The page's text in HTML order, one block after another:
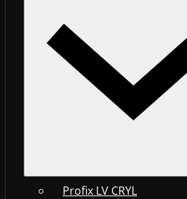
Profix LV CRYL